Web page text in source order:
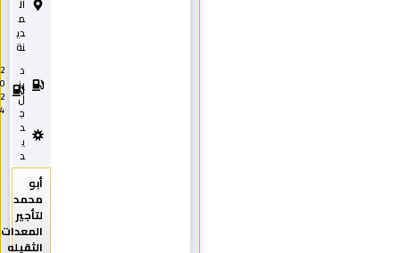
م
دي
نة
يز
ل
د
د
2
0
2
4
أبو
محمد
لتأجير
المعدات
الثقيله